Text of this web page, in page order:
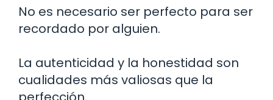
No es necesario ser perfecto para ser
recordado por alguien.
La autenticidad y la honestidad son
cualidades más valiosas que la